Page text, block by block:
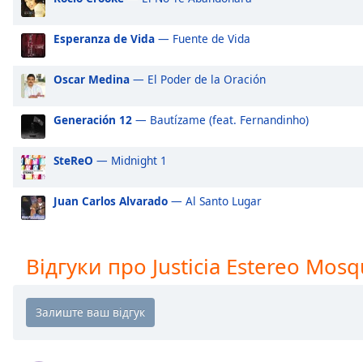
Audio
Track
Picture-
Picture
Fullscreen
This
modal
window.
Beginning
dialog
window.
cancel
Esperanza de Vida — Fuente de Vida
Oscar Medina — El Poder de la Oración
Generación 12 — Bautízame (feat. Fernandinho)
SteReO — Midnight 1
Juan Carlos Alvarado — Al Santo Lugar
Відгуки про Justicia Estereo